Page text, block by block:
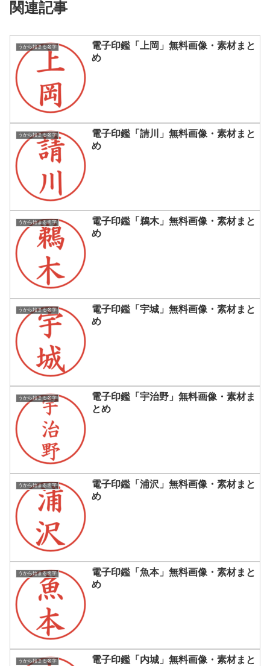
関連記事
うから始まる名字
電子印鑑「上岡」無料画像・素材まと
め
うから始まる名字
電子印鑑「請川」無料画像・素材まと
め
うから始まる名字
電子印鑑「鵜木」無料画像・素材まと
め
うから始まる名字
電子印鑑「宇城」無料画像・素材まと
め
うから始まる名字
電子印鑑「宇治野」無料画像・素材ま
とめ
うから始まる名字
電子印鑑「浦沢」無料画像・素材まと
め
うから始まる名字
電子印鑑「魚本」無料画像・素材まと
め
うから始まる名字
電子印鑑「内城」無料画像・素材まと